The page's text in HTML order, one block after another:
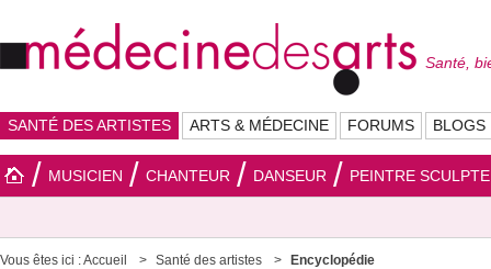
Santé,
SANTÉ DES ARTISTES ARTS & MÉDECINE FORUMS BLOGS
MUSICIEN CHANTEUR DANSEUR PEINTRE
Vous êtes ici :Accueil Santé des artistes Encyclopédie